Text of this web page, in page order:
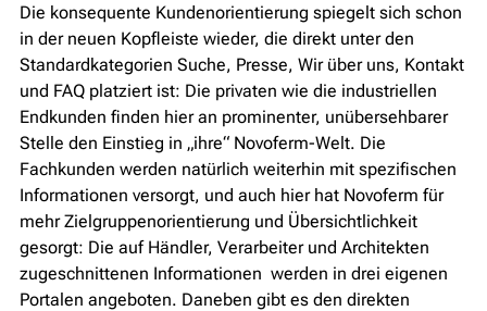
Die konsequente Kundenorientierung spiegelt sich schon
in der neuen Kopfleiste wieder, die direkt unter den
Standardkategorien Suche, Presse, Wir über uns, Kontakt
und FAQ platziert ist: Die privaten wie die industriellen
Endkunden finden hier an prominenter, unübersehbarer
Stelle den Einstieg in „ihre“ Novoferm-Welt. Die
Fachkunden werden natürlich weiterhin mit spezifischen
Informationen versorgt, und auch hier hat Novoferm für
mehr Zielgruppenorientierung und Übersichtlichkeit
gesorgt: Die auf Händler, Verarbeiter und Architekten
zugeschnittenen Informationen werden in drei eigenen
Portalen angeboten. Daneben gibt es den direkten